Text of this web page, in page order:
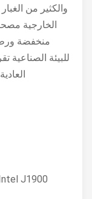
والكثير من الغبار ،
الخارجية مصحوبة
منخفضة
العادية
Intel J1900 ، معالجات الجيل الثامن Core i3 / i5 / i7